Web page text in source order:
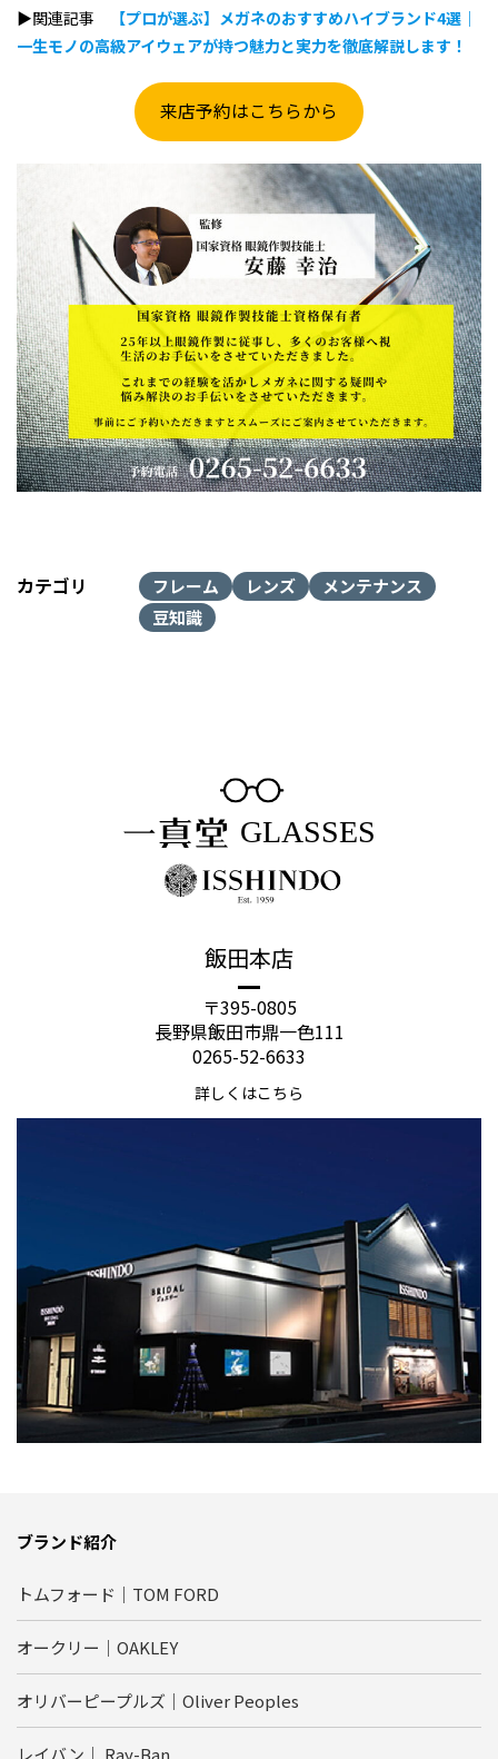
▶関連記事
【プロが選ぶ】メガネのおすすめハイブランド4選｜
一生モノの高級アイウェアが持つ魅力と実力を徹底解説します！
来店予約はこちらから
カテゴリ フレーム レンズ
メンテナンス
豆知識
飯田本店
〒395-0805
長野県飯田市鼎一色111
0265-52-6633
詳しくはこちら
ブランド紹介
トムフォード｜TOM FORD
オークリー｜OAKLEY
オリバーピープルズ｜Oliver Peoples